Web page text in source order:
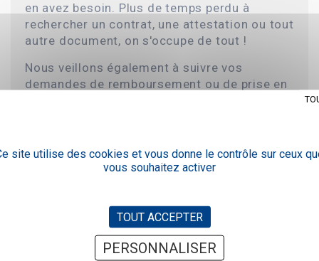
en avez besoin. Plus de temps perdu à
rechercher un contrat, une attestation ou tout
autre document, on s'occupe de tout !
Nous veillons également à suivre vos
demandes de remboursement ou de prise en
Pour le contrat de vos salariés, nous nous
assurons du suivi de la conformité des
site utilise des cookies et vous donne le contrôle sur ceux
vous souhaitez activer
TOUT ACCEPTER
PERSONNALISER